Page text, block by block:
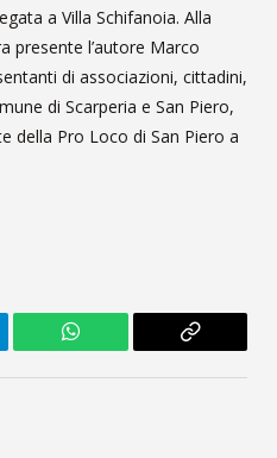
a Villa Schifanoia. Alla
presente l’autore Marco
di associazioni, cittadini,
di Scarperia e San Piero,
della Pro Loco di San Piero a
WhatsApp
Copy